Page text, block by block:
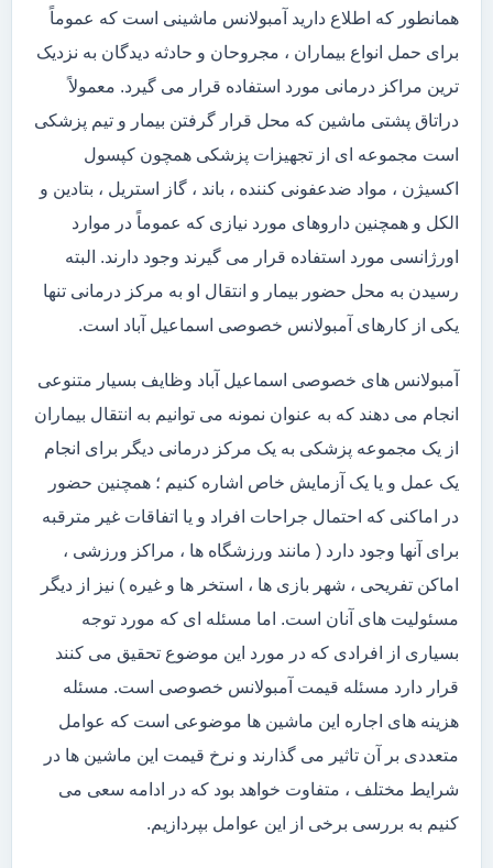
همانطور که اطلاع دارید آمبولانس ماشینی است که عموماً
برای حمل انواع بیماران ، مجروحان و حادثه دیدگان به نزدیک
ترین مراکز درمانی مورد استفاده قرار می گیرد. معمولاً
دراتاق پشتی ماشین که محل قرار گرفتن بیمار و تیم پزشکی
است مجموعه ای از تجهیزات پزشکی همچون کپسول
اکسیژن ، مواد ضدعفونی کننده ، باند ، گاز استریل ، بتادین و
الکل و همچنین داروهای مورد نیازی که عموماً در موارد
اورژانسی مورد استفاده قرار می گیرند وجود دارند. البته
رسیدن به محل حضور بیمار و انتقال او به مرکز درمانی تنها
یکی از کارهای آمبولانس خصوصی اسماعیل آباد است.
آمبولانس های خصوصی اسماعیل آباد وظایف بسیار متنوعی
انجام می دهند که به عنوان نمونه می توانیم به انتقال بیماران
از یک مجموعه پزشکی به یک مرکز درمانی دیگر برای انجام
یک عمل و یا یک آزمایش خاص اشاره کنیم ؛ همچنین حضور
در اماکنی که احتمال جراحات افراد و یا اتفاقات غیر مترقبه
برای آنها وجود دارد ( مانند ورزشگاه ها ، مراکز ورزشی ،
اماکن تفریحی ، شهر بازی ها ، استخر ها و غیره ) نیز از دیگر
مسئولیت های آنان است. اما مسئله ای که مورد توجه
بسیاری از افرادی که در مورد این موضوع تحقیق می کنند
قرار دارد مسئله قیمت آمبولانس خصوصی است. مسئله
هزینه های اجاره این ماشین ها موضوعی است که عوامل
متعددی بر آن تاثیر می گذارند و نرخ قیمت این ماشین ها در
شرایط مختلف ، متفاوت خواهد بود که در ادامه سعی می
کنیم به بررسی برخی از این عوامل بپردازیم.